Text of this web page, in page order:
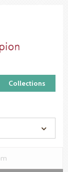
Collections